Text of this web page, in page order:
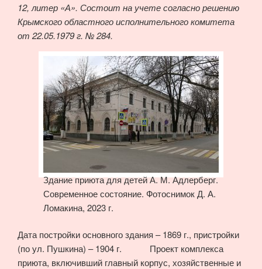
12, литер «А». Состоит на учете согласно решению
Крымского областного исполнительного комитета
от 22.05.1979 г. № 284.
Здание приюта для детей А. М. Адлерберг.
Современное состояние. Фотоснимок Д. А.
Ломакина, 2023 г.
Дата постройки основного здания – 1869 г., пристройки
(по ул. Пушкина) – 1904 г. Проект комплекса
приюта, включивший главный корпус, хозяйственные и